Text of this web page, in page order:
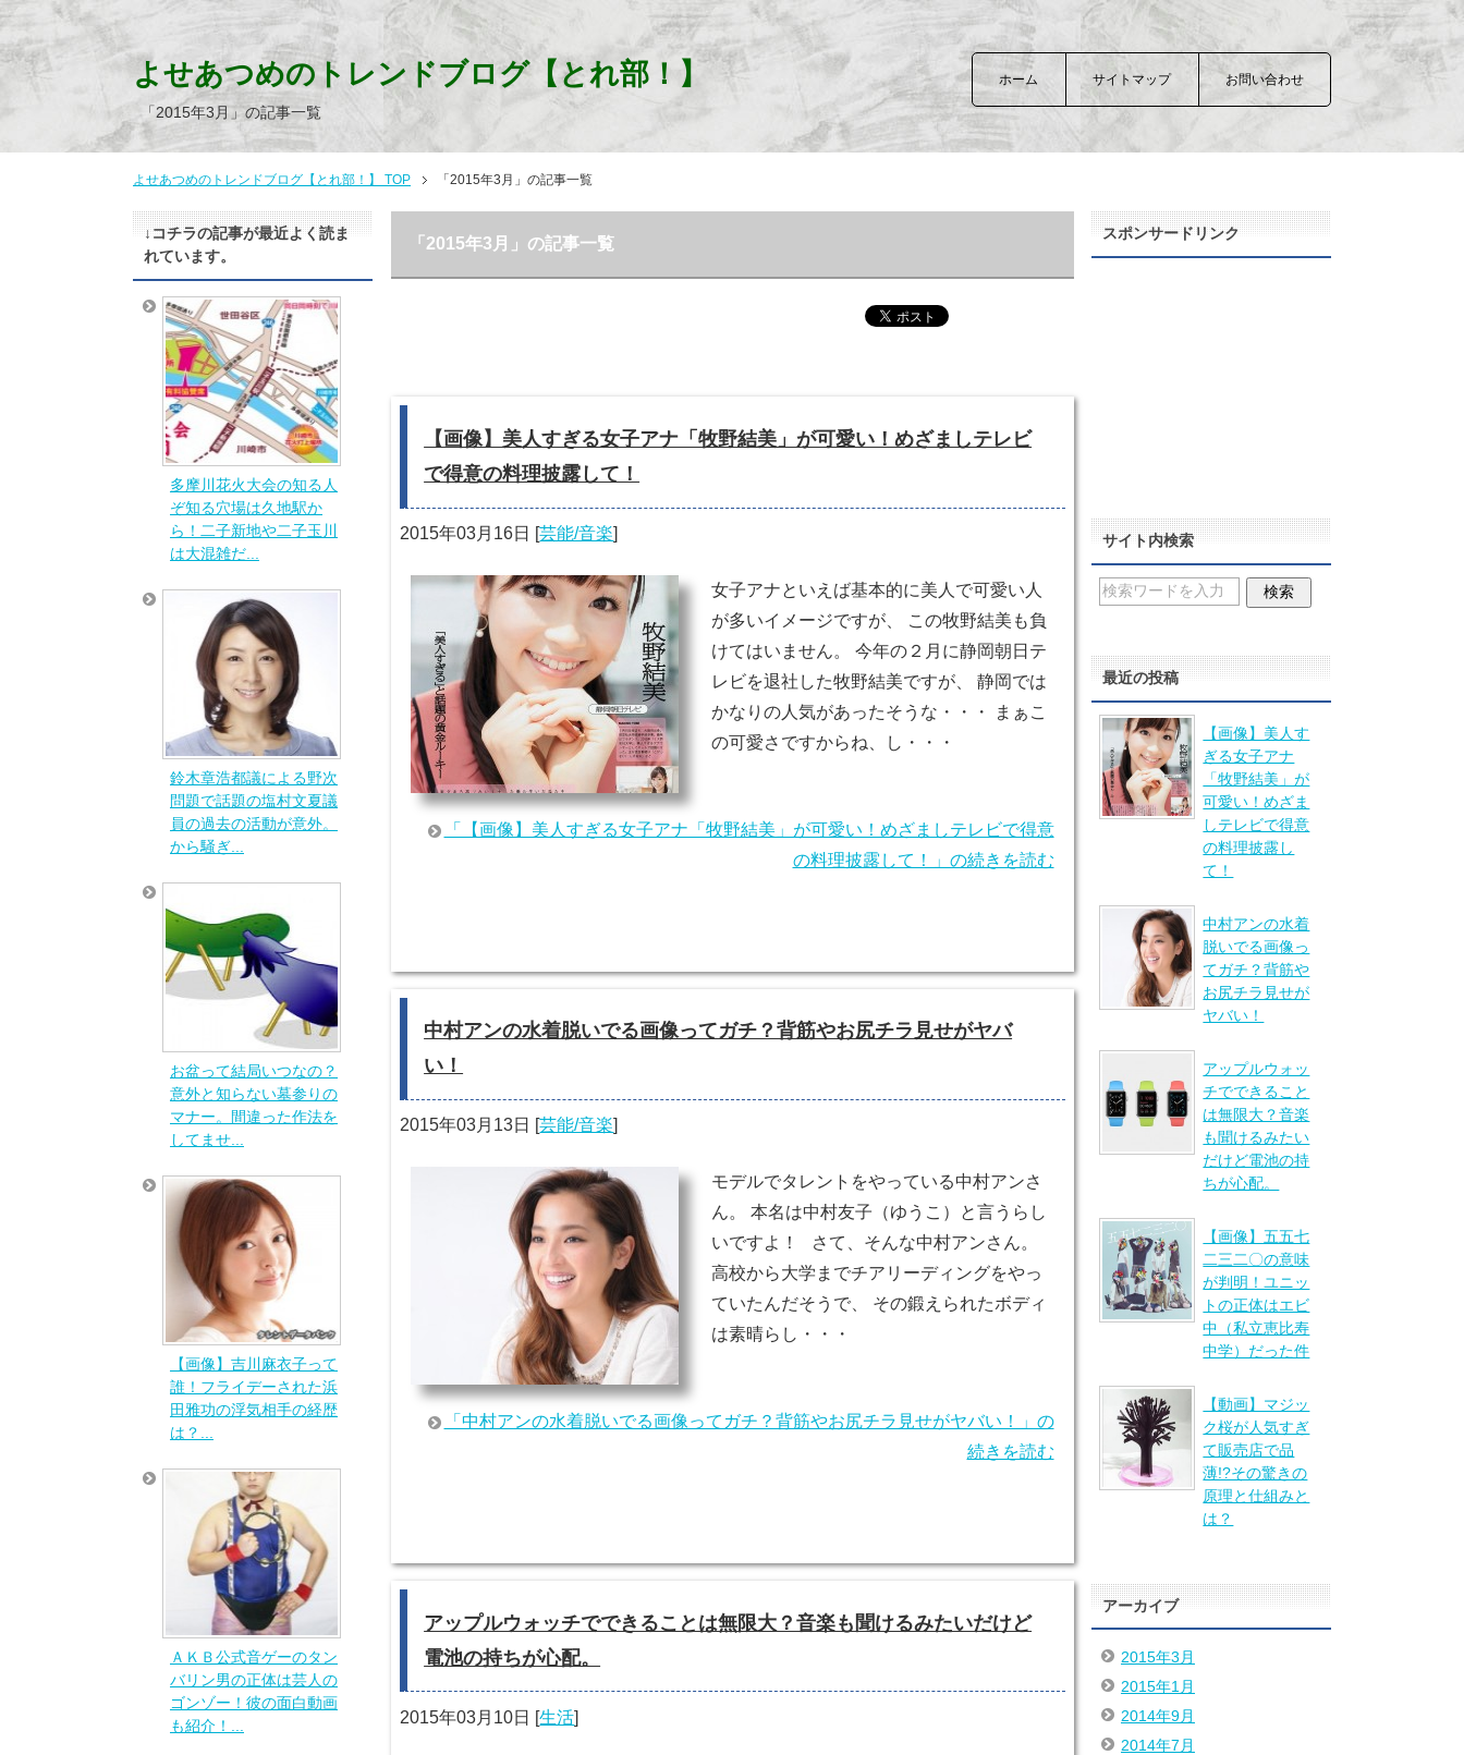
よせあつめのトレンドブログ【とれ部！】
「2015年3月」の記事一覧
ホーム サイトマップ お問い合わせ
よせあつめのトレンドブログ【とれ部！】 TOP 「2015年3月」の記事一覧
「2015年3月」の記事一覧
【画像】美人すぎる女子アナ「牧野結美」が可愛い！めざましテレビ
で得意の料理披露して！
2015年03月16日 [芸能/音楽]
女子アナといえば基本的に美人で可愛い人
が多いイメージですが、 この牧野結美も負
けてはいません。 今年の２月に静岡朝日テ
レビを退社した牧野結美ですが、 静岡では
かなりの人気があったそうな・・・ まぁこ
の可愛さですからね、し・・・
「【画像】美人すぎる女子アナ「牧野結美」が可愛い！めざましテレビで得意
の料理披露して！」の続きを読む
中村アンの水着脱いでる画像ってガチ？背筋やお尻チラ見せがヤバ
い！
2015年03月13日 [芸能/音楽]
モデルでタレントをやっている中村アンさ
ん。 本名は中村友子（ゆうこ）と言うらし
いですよ！ さて、そんな中村アンさん。
高校から大学までチアリーディングをやっ
ていたんだそうで、 その鍛えられたボディ
は素晴らし・・・
「中村アンの水着脱いでる画像ってガチ？背筋やお尻チラ見せがヤバい！」の
続きを読む
アップルウォッチでできることは無限大？音楽も聞けるみたいだけど
電池の持ちが心配。
2015年03月10日 [生活]
↓コチラの記事が最近よく読ま
れています。
多摩川花火大会の知る人
ぞ知る穴場は久地駅か
ら！二子新地や二子玉川
は大混雑だ...
鈴木章浩都議による野次
問題で話題の塩村文夏議
員の過去の活動が意外。
から騒ぎ...
お盆って結局いつなの？
意外と知らない墓参りの
マナー。間違った作法を
してませ...
【画像】吉川麻衣子って
誰！フライデーされた浜
田雅功の浮気相手の経歴
は？...
ＡＫＢ公式音ゲーのタン
バリン男の正体は芸人の
ゴンゾー！彼の面白動画
も紹介！...
スポンサードリンク
サイト内検索
最近の投稿
【画像】美人す
ぎる女子アナ
「牧野結美」が
可愛い！めざま
しテレビで得意
の料理披露し
て！
中村アンの水着
脱いでる画像っ
てガチ？背筋や
お尻チラ見せが
ヤバい！
アップルウォッ
チでできること
は無限大？音楽
も聞けるみたい
だけど電池の持
ちが心配。
【画像】五五七
二三二〇の意味
が判明！ユニッ
トの正体はエビ
中（私立恵比寿
中学）だった件
【動画】マジッ
ク桜が人気すぎ
て販売店で品
薄!?その驚きの
原理と仕組みと
は？
アーカイブ
2015年3月
2015年1月
2014年9月
2014年7月